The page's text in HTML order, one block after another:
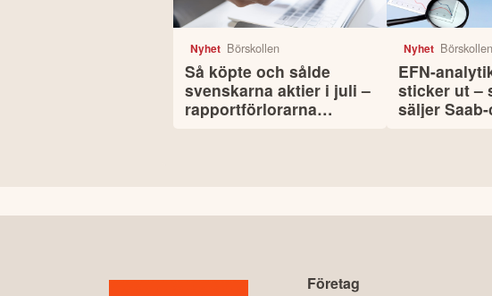
Nyhet Börskollen
Så köpte och sålde
svenskarna aktier i juli –
rapportförlorarna
Nyhet Börskollen
EFN-
sticker ut –
säljer
Företag